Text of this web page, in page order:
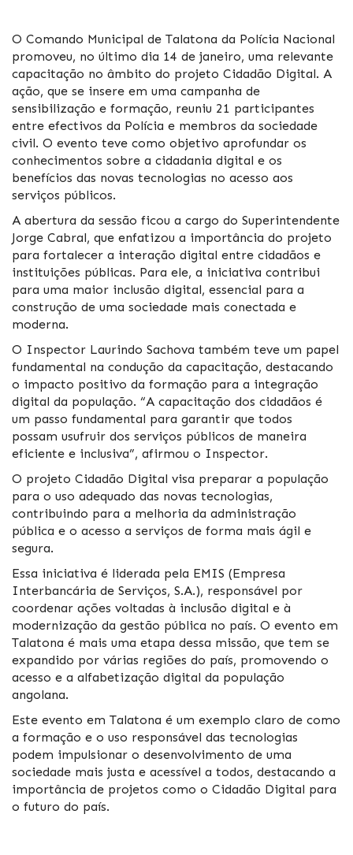
O Comando Municipal de Talatona da Polícia Nacional
promoveu, no último dia 14 de janeiro, uma relevante
capacitação no âmbito do projeto Cidadão Digital. A
ação, que se insere em uma campanha de
sensibilização e formação, reuniu 21 participantes
entre efectivos da Polícia e membros da sociedade
civil. O evento teve como objetivo aprofundar os
conhecimentos sobre a cidadania digital e os
benefícios das novas tecnologias no acesso aos
serviços públicos.
A abertura da sessão ficou a cargo do Superintendente
Jorge Cabral, que enfatizou a importância do projeto
para fortalecer a interação digital entre cidadãos e
instituições públicas. Para ele, a iniciativa contribui
para uma maior inclusão digital, essencial para a
construção de uma sociedade mais conectada e
moderna.
O Inspector Laurindo Sachova também teve um papel
fundamental na condução da capacitação, destacando
o impacto positivo da formação para a integração
digital da população. “A capacitação dos cidadãos é
um passo fundamental para garantir que todos
possam usufruir dos serviços públicos de maneira
eficiente e inclusiva”, afirmou o Inspector.
O projeto Cidadão Digital visa preparar a população
para o uso adequado das novas tecnologias,
contribuindo para a melhoria da administração
pública e o acesso a serviços de forma mais ágil e
segura.
Essa iniciativa é liderada pela EMIS (Empresa
Interbancária de Serviços, S.A.), responsável por
coordenar ações voltadas à inclusão digital e à
modernização da gestão pública no país. O evento em
Talatona é mais uma etapa dessa missão, que tem se
expandido por várias regiões do país, promovendo o
acesso e a alfabetização digital da população
angolana.
Este evento em Talatona é um exemplo claro de como
a formação e o uso responsável das tecnologias
podem impulsionar o desenvolvimento de uma
sociedade mais justa e acessível a todos, destacando a
importância de projetos como o Cidadão Digital para
o futuro do país.